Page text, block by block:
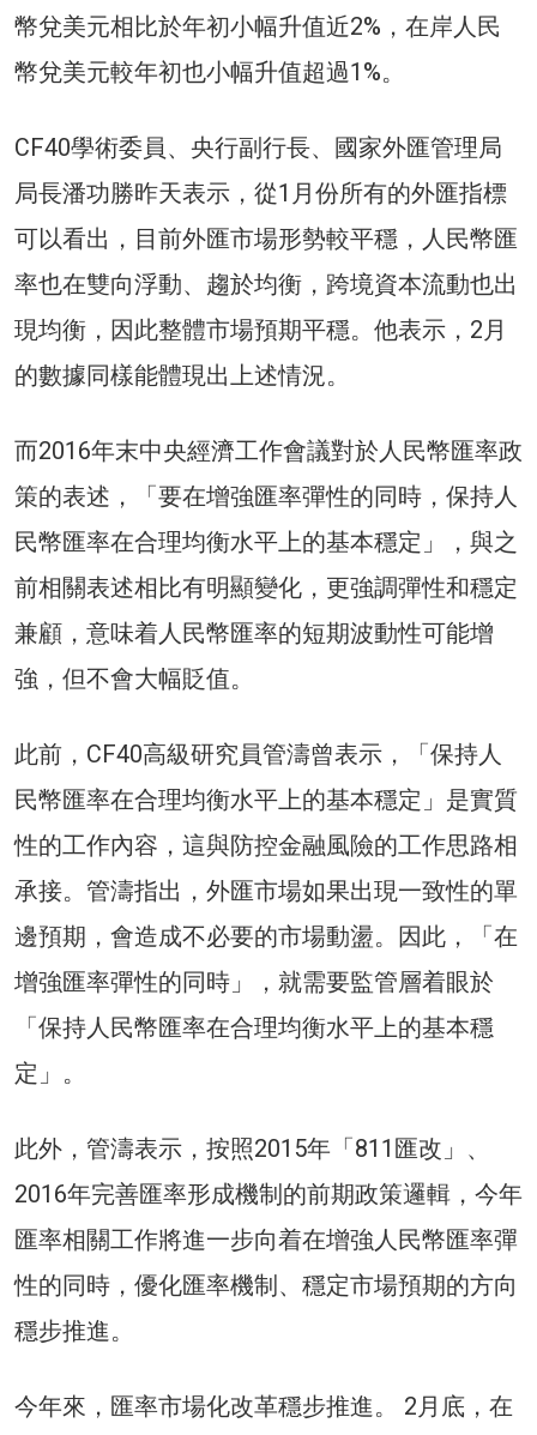
幣兌美元相比於年初小幅升值近2%，在岸人民
幣兌美元較年初也小幅升值超過1%。
CF40學術委員、央行副行長、國家外匯管理局
局長潘功勝昨天表示，從1月份所有的外匯指標
可以看出，目前外匯市場形勢較平穩，人民幣匯
率也在雙向浮動、趨於均衡，跨境資本流動也出
現均衡，因此整體市場預期平穩。他表示，2月
的數據同樣能體現出上述情況。
而2016年末中央經濟工作會議對於人民幣匯率政
策的表述，「要在增強匯率彈性的同時，保持人
民幣匯率在合理均衡水平上的基本穩定」，與之
前相關表述相比有明顯變化，更強調彈性和穩定
兼顧，意味着人民幣匯率的短期波動性可能增
強，但不會大幅貶值。
此前，CF40高級研究員管濤曾表示，「保持人
民幣匯率在合理均衡水平上的基本穩定」是實質
性的工作內容，這與防控金融風險的工作思路相
承接。管濤指出，外匯市場如果出現一致性的單
邊預期，會造成不必要的市場動盪。因此，「在
增強匯率彈性的同時」，就需要監管層着眼於
「保持人民幣匯率在合理均衡水平上的基本穩
定」。
此外，管濤表示，按照2015年「811匯改」、
2016年完善匯率形成機制的前期政策邏輯，今年
匯率相關工作將進一步向着在增強人民幣匯率彈
性的同時，優化匯率機制、穩定市場預期的方向
穩步推進。
今年來，匯率市場化改革穩步推進。 2月底，在